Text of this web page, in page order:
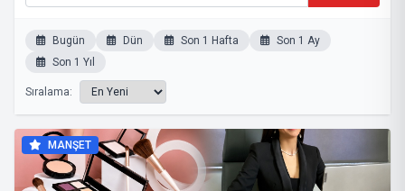
Bugün Dün Son 1 Hafta
Son 1 Ay
Son 1 Yıl
Sıralama:
MANŞET